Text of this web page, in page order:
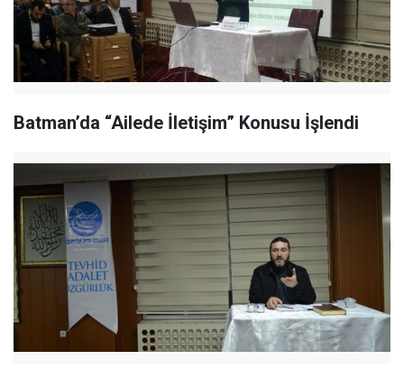
Batman’da “Ailede İletişim” Konusu İşlendi